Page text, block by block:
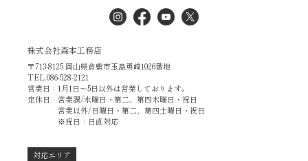
株式会社森本工務店
〒713-8125 岡山県倉敷市玉島勇崎1026番地
TEL.086-528-2121
営業日：1月1日～5日以外は営業しております。
定休日：営業課/水曜日・第二、第四木曜日・祝日
営業以外/日曜日・第二、第四土曜日・祝日
※祝日：日直対応
対応エリア